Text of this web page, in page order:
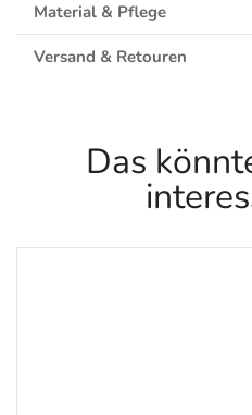
Material & Pflege
Versand & Retouren
Das